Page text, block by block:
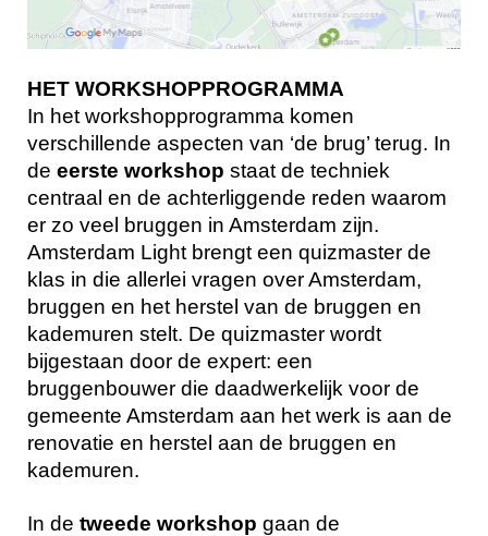
HET WORKSHOPPROGRAMMA
In het workshopprogramma komen
verschillende aspecten van ‘de brug’ terug. In
de eerste workshop staat de techniek
centraal en de achterliggende reden waarom
er zo veel bruggen in Amsterdam zijn.
Amsterdam Light brengt een quizmaster de
klas in die allerlei vragen over Amsterdam,
bruggen en het herstel van de bruggen en
kademuren stelt. De quizmaster wordt
bijgestaan door de expert: een
bruggenbouwer die daadwerkelijk voor de
gemeente Amsterdam aan het werk is aan de
renovatie en herstel aan de bruggen en
kademuren.
In de tweede workshop gaan de